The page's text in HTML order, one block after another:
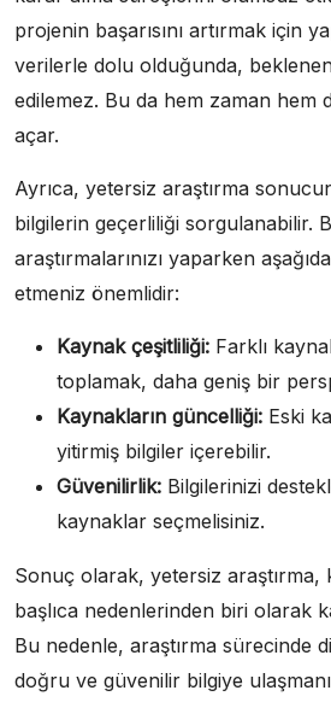
projenin başarısını artırmak için
verilerle dolu olduğunda,
edilemez. Bu da hem zaman hem
açar.
Ayrıca, yetersiz araştırma
bilgilerin geçerliliği sorgulanabilir.
araştırmalarınızı yaparken
etmeniz önemlidir:
Kaynak çeşitliliği: Farklı
toplamak, daha geniş bir
Kaynakların güncelliği: Eski
yitirmiş bilgiler içerebilir.
Güvenilirlik: Bilgilerinizi
kaynaklar seçmelisiniz.
Sonuç olarak, yetersiz araştırma,
başlıca nedenlerinden biri olarak
Bu nedenle, araştırma sürecinde
doğru ve güvenilir bilgiye